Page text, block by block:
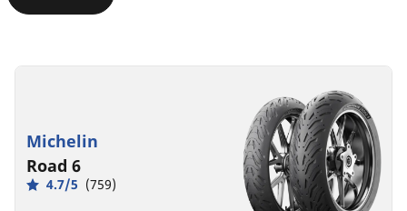
Michelin
Road 6
4.7/5 (759)